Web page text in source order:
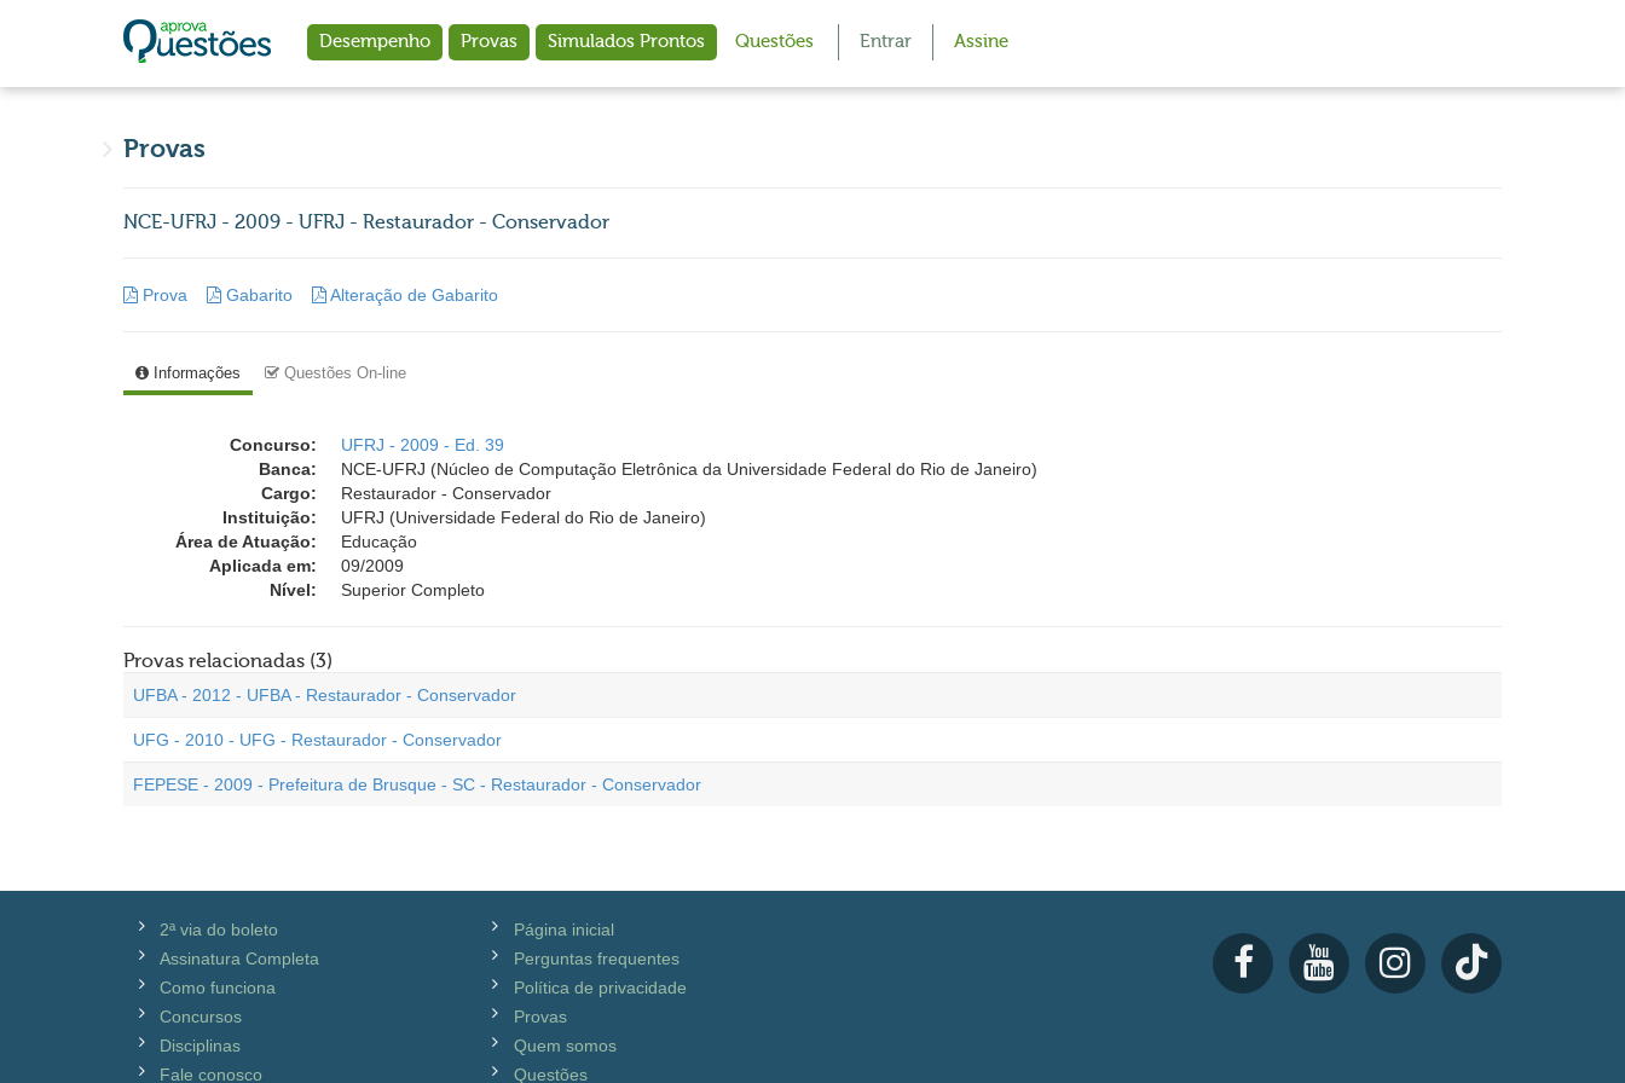
Desempenho Provas Simulados Prontos Questões Entrar Assine
Provas
NCE-UFRJ - 2009 - UFRJ - Restaurador - Conservador
Prova Gabarito Alteração de Gabarito
Informações Questões On-line
Concurso:
UFRJ - 2009 - Ed. 39
Banca:
NCE-UFRJ (Núcleo de Computação Eletrônica da Universidade Federal do Rio de Janeiro)
Cargo:
Restaurador - Conservador
Instituição:
UFRJ (Universidade Federal do Rio de Janeiro)
Área de Atuação:
Educação
Aplicada em:
09/2009
Nível:
Superior Completo
Provas relacionadas (3)
UFBA - 2012 - UFBA - Restaurador - Conservador
UFG - 2010 - UFG - Restaurador - Conservador
FEPESE - 2009 - Prefeitura de Brusque - SC - Restaurador - Conservador
2ª via do boleto
Assinatura Completa
Como funciona
Concursos
Disciplinas
Fale conosco
Página inicial
Perguntas frequentes
Política de privacidade
Provas
Quem somos
Questões